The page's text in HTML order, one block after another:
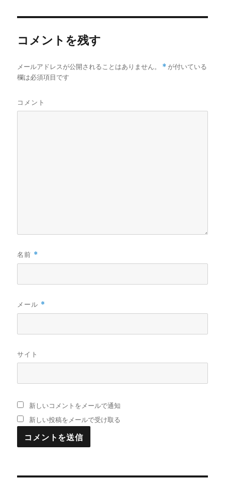
コメントを残す
メールアドレスが公開されることはありません。 *が付いている
欄は必須項目です
コメント
名前 *
メール *
サイト
新しいコメントをメールで通知
新しい投稿をメールで受け取る